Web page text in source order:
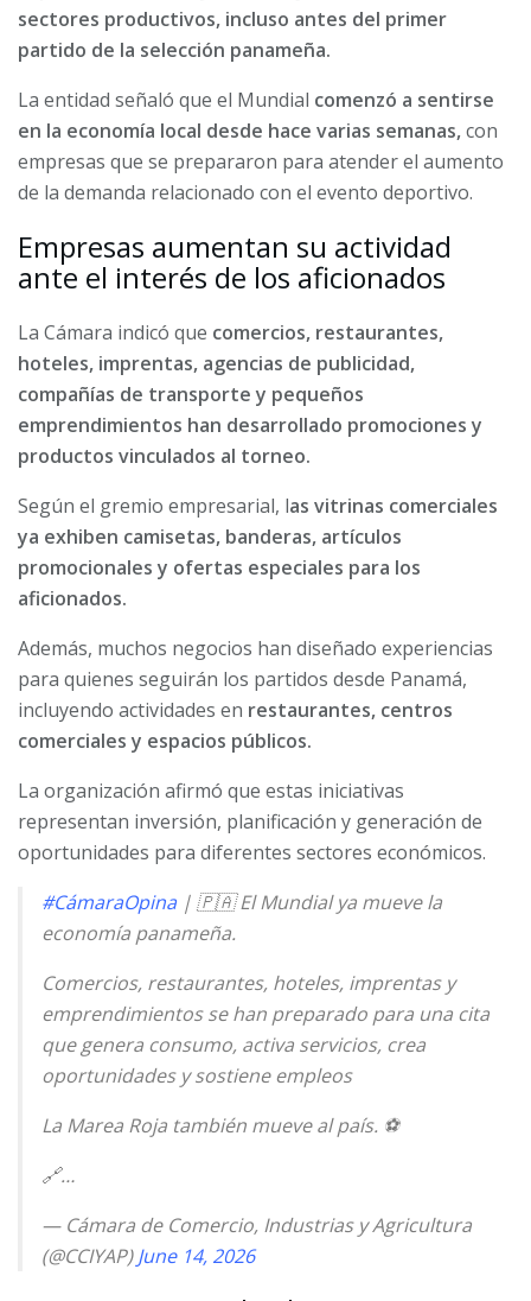
sectores productivos, incluso antes del primer
partido de la selección panameña.
La entidad señaló que el Mundial comenzó a sentirse
en la economía local desde hace varias semanas,con
empresas que se prepararon para atender el aumento
de la demanda relacionado con el evento deportivo.
Empresas aumentan su actividad
ante el interés de los aficionados
La Cámara indicó que comercios, restaurantes,
hoteles, imprentas, agencias de publicidad,
compañías de transporte y pequeños
emprendimientos han desarrollado promociones y
productos vinculados al torneo.
Según el gremio empresarial, las vitrinas comerciales
ya exhiben camisetas, banderas, artículos
promocionales y ofertas especiales para los
aficionados.
Además, muchos negocios han diseñado experiencias
para quienes seguirán los partidos desde Panamá,
incluyendo actividades en restaurantes, centros
comerciales y espacios públicos.
La organización afirmó que estas iniciativas
representan inversión, planificación y generación de
oportunidades para diferentes sectores económicos.
#CámaraOpina | 🇵🇦 El Mundial ya mueve la
economía panameña.
Comercios, restaurantes, hoteles, imprentas y
emprendimientos se han preparado para una cita
que genera consumo, activa servicios, crea
oportunidades y sostiene empleos
La Marea Roja también mueve al país. ⚽️
🔗…
— Cámara de Comercio, Industrias y Agricultura
(@CCIYAP)June 14, 2026